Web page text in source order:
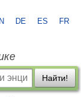
DE ES FR
Найти!